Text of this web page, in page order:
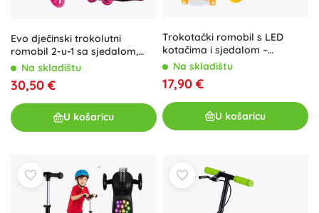
Evo dječinski trokolutni
romobil 2-u-1 sa sjedalom,
ružičasti
Na skladištu
30,50 €
U košaricu
Trokotački romobil s LED
kotačima i sjedalom –
mačkica, narančasti
Na skladištu
17,90 €
U košaricu